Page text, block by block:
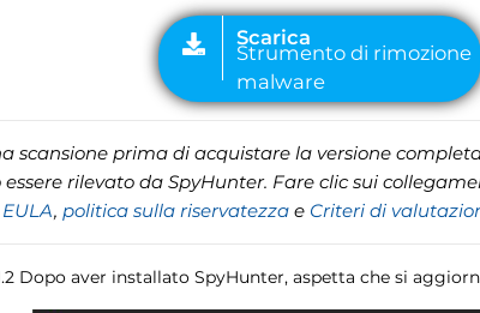
scansione prima di acquistare la versione
rilevato da SpyHunter. Fare clic sui
EULA, politica sulla riservatezzae Criteri di
Dopo aver installato SpyHunter, aspetta che si